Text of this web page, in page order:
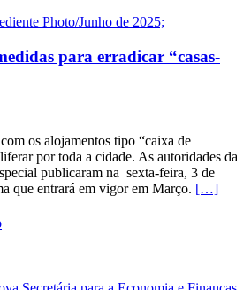
para erradicar “casas-
os alojamentos tipo “caixa de
por toda a cidade. As autoridades da
publicaram na sexta-feira, 3 de
que entrará em vigor em Março. […]